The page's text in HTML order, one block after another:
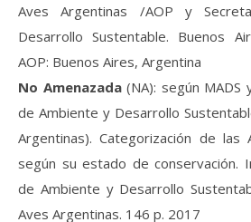
Aves Argentinas /AOP y
Desarrollo Sustentable. Buenos
AOP: Buenos Aires, Argentina
No Amenazada(NA): según MADS
de Ambiente y Desarrollo
Argentinas). Categorización de las
según su estado de conservación.
de Ambiente y Desarrollo
Aves Argentinas. 146 p. 2017